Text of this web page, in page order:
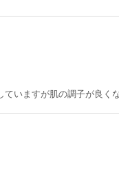
いますが肌の調子が良く